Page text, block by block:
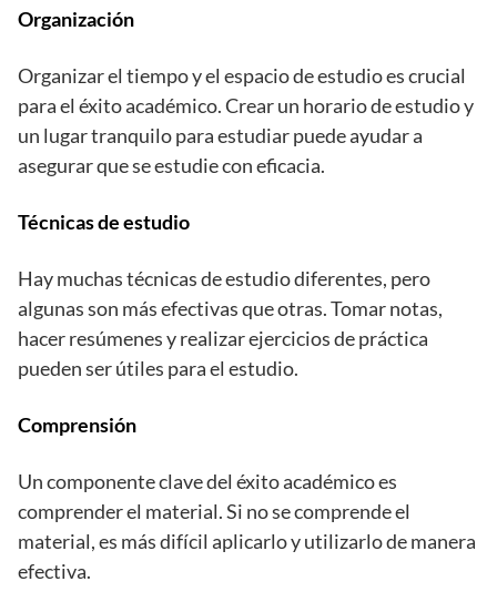
Organización
Organizar el tiempo y el espacio de estudio es crucial
para el éxito académico. Crear un horario de estudio y
un lugar tranquilo para estudiar puede ayudar a
asegurar que se estudie con eficacia.
Técnicas de estudio
Hay muchas técnicas de estudio diferentes, pero
algunas son más efectivas que otras. Tomar notas,
hacer resúmenes y realizar ejercicios de práctica
pueden ser útiles para el estudio.
Comprensión
Un componente clave del éxito académico es
comprender el material. Si no se comprende el
material, es más difícil aplicarlo y utilizarlo de manera
efectiva.